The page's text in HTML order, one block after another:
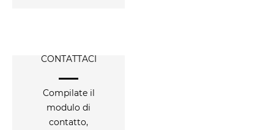
CONTATTACI
Compilate il
modulo di
contatto,